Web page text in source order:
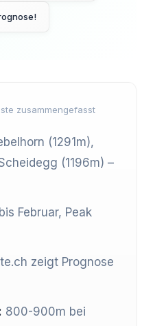
zusammengefasst
(1291m),
(1196m) –
Februar, Peak
zeigt Prognose
800-900m bei